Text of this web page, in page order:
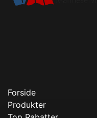
Forside
Produkter